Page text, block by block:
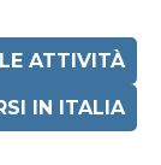
ATTIVITÀ
IN ITALIA